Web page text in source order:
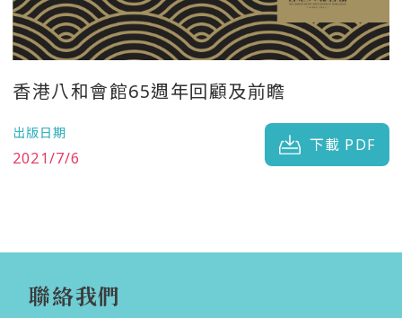
香港八和會館65週年回顧及前瞻
出版日期
2021/7/6
下載 PDF
聯絡我們